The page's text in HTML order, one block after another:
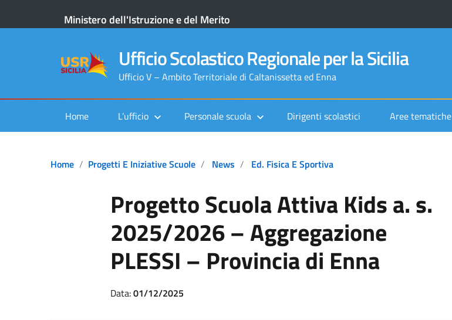
Ministero dell'Istruzione e del Merito
Ufficio Scolastico Regionale per la Sicilia
Ufficio V – Ambito Territoriale di Caltanissetta ed Enna
Home L’ufficio Personale scuola Dirigenti scolastici Aree tematiche
Home Progetti E Iniziative Scuole News Ed. Fisica E Sportiva
Progetto Scuola Attiva Kids a. s.
2025/2026 – Aggregazione
PLESSI – Provincia di Enna
Data:01/12/2025